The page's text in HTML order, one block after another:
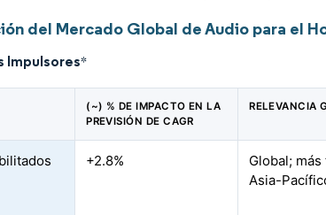
del Mercado Global de Audio para el
Impulsores*
(~) % DE IMPACTO EN LA
PREVISIÓN DE CAGR
RELEVANCIA
+2.8%
Global;
Asia-